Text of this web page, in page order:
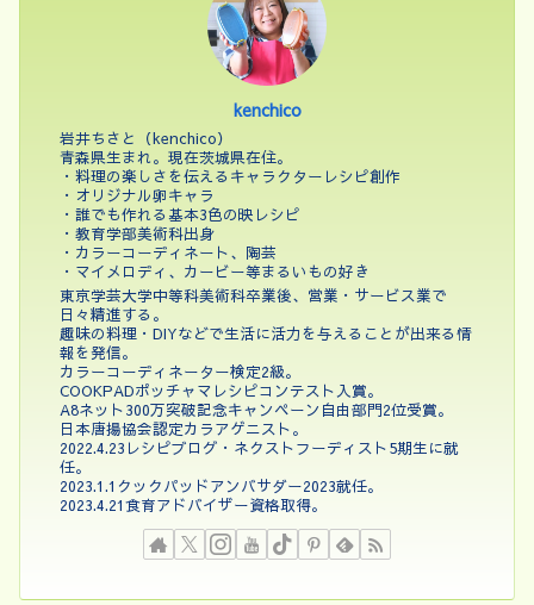
kenchico
岩井ちさと（kenchico）
青森県生まれ。現在茨城県在住。
・料理の楽しさを伝えるキャラクターレシピ創作
・オリジナル卵キャラ
・誰でも作れる基本3色の映レシピ
・教育学部美術科出身
・カラーコーディネート、陶芸
・マイメロディ、カービー等まるいもの好き
東京学芸大学中等科美術科卒業後、営業・サービス業で
日々精進する。
趣味の料理・DIYなどで生活に活力を与えることが出来る情
報を発信。
カラーコーディネーター検定2級。
COOKPADポッチャマレシピコンテスト入賞。
A8ネット300万突破記念キャンペーン自由部門2位受賞。
日本唐揚協会認定カラアゲニスト。
2022.4.23レシピブログ・ネクストフーディスト5期生に就
任。
2023.1.1クックパッドアンバサダー2023就任。
2023.4.21食育アドバイザー資格取得。